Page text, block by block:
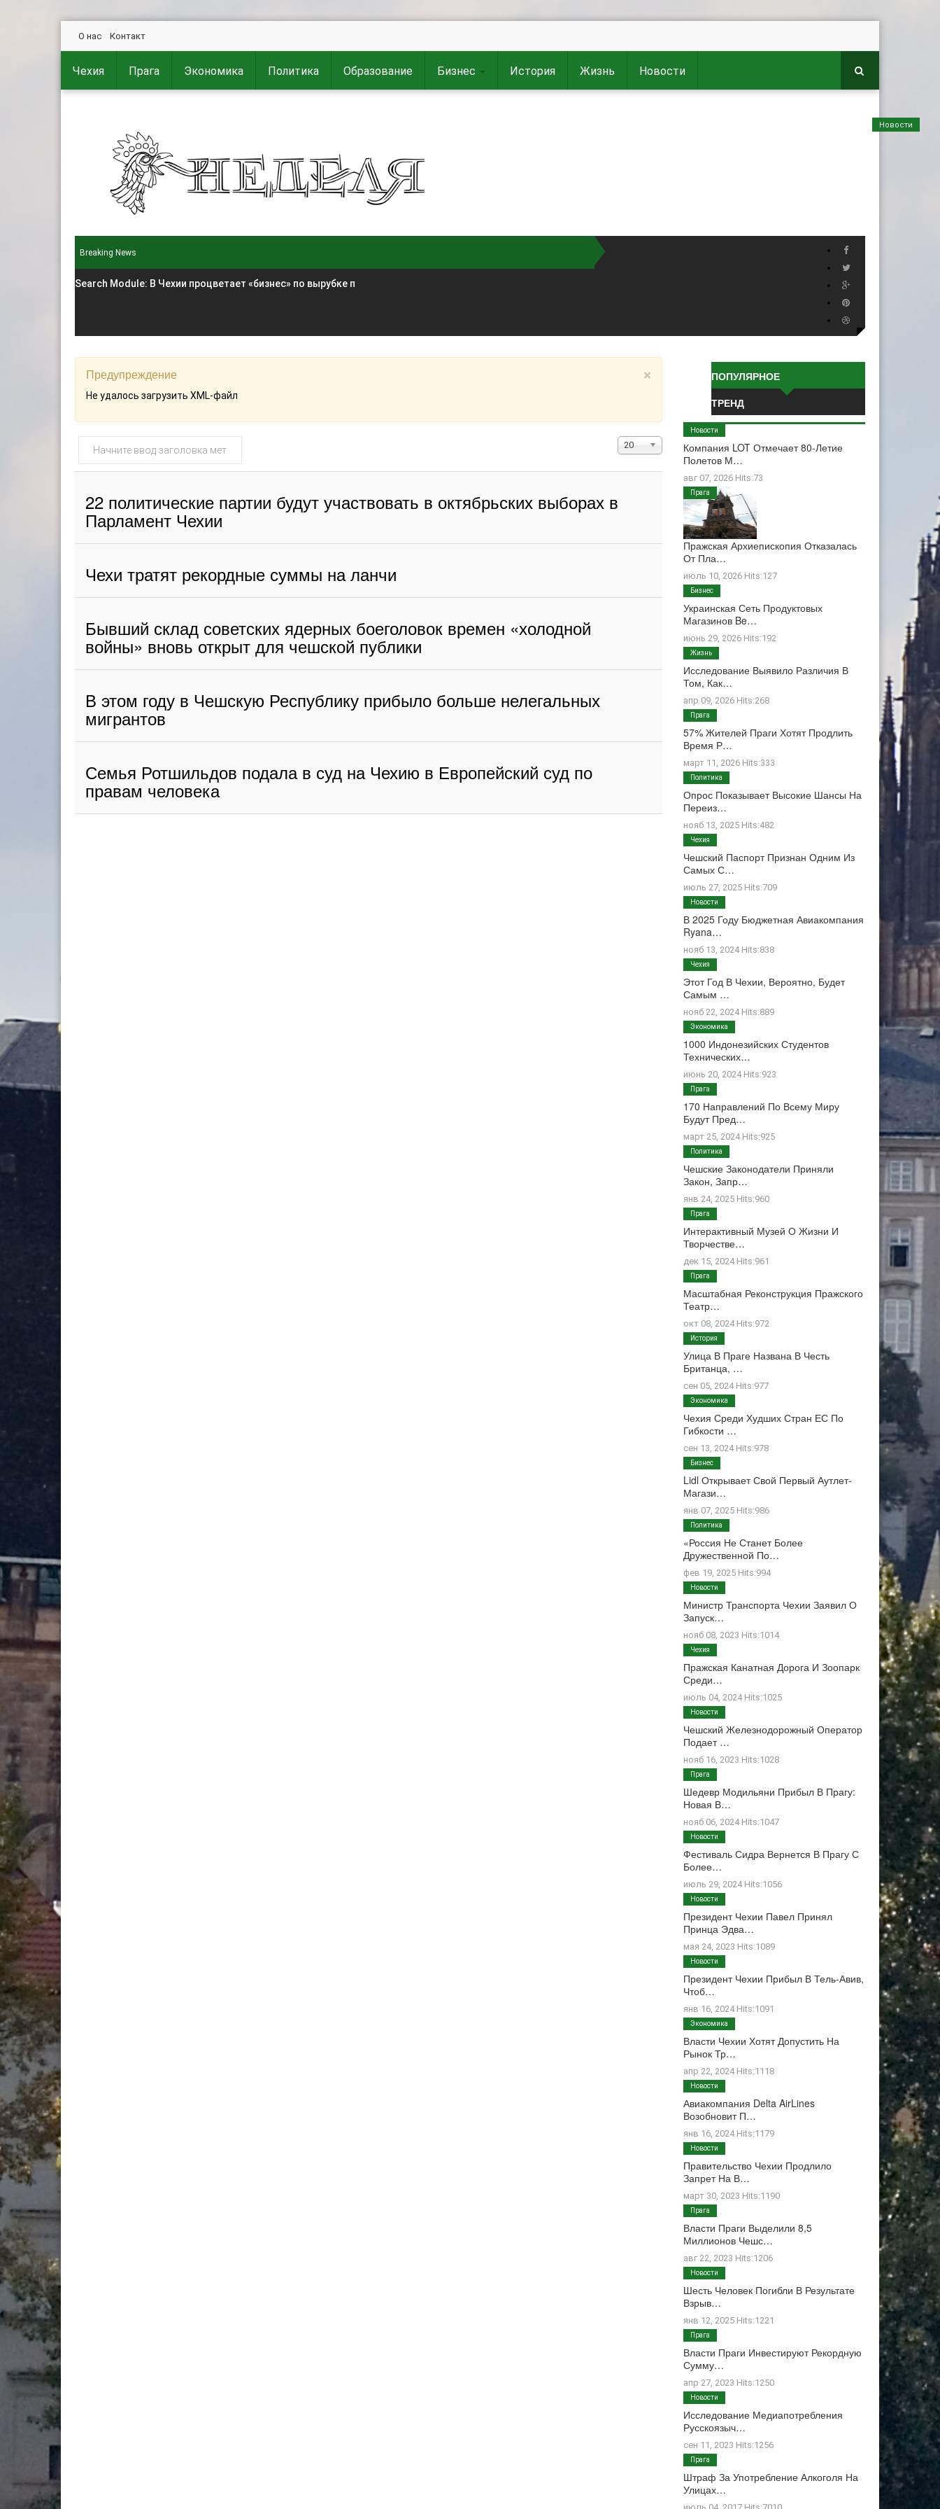
О нас Контакт
Чехия Прага Экономика Политика Образование Бизнес История Жизнь Новости
Новости
Breaking News
Search Module: В Чехии процветает «бизнес» по вырубке п
×
Предупреждение
Не удалось загрузить XML-файл
Начните
ввод
метки
Кол-
20
22 политические партии будут участвовать в октябрьских выборах в
Парламент Чехии
Чехи тратят рекордные суммы на ланчи
Бывший склад советских ядерных боеголовок времен «холодной
войны» вновь открыт для чешской публики
В этом году в Чешскую Республику прибыло больше нелегальных
мигрантов
Семья Ротшильдов подала в суд на Чехию в Европейский суд по
правам человека
ПОПУЛЯРНОЕ
ТРЕНД
Компания LOT Отмечает 80-Летие
Полетов М…
авг 07, 2026 Hits:73
Новости
Пражская Архиепископия Отказалась
От Пла…
июль 10, 2026 Hits:127
Прага
Украинская Сеть Продуктовых
Магазинов Be…
июнь 29, 2026 Hits:192
Бизнес
Исследование Выявило Различия В
Том, Как…
апр 09, 2026 Hits:268
Жизнь
57% Жителей Праги Хотят Продлить
Время Р…
март 11, 2026 Hits:333
Прага
Опрос Показывает Высокие Шансы На
Переиз…
нояб 13, 2025 Hits:482
Политика
Чешский Паспорт Признан Одним Из
Самых С…
июль 27, 2025 Hits:709
Чехия
В 2025 Году Бюджетная Авиакомпания
Ryana…
нояб 13, 2024 Hits:838
Новости
Этот Год В Чехии, Вероятно, Будет
Самым …
нояб 22, 2024 Hits:889
Чехия
1000 Индонезийских Студентов
Технических…
июнь 20, 2024 Hits:923
Экономика
170 Направлений По Всему Миру
Будут Пред…
март 25, 2024 Hits:925
Прага
Чешские Законодатели Приняли
Закон, Запр…
янв 24, 2025 Hits:960
Политика
Интерактивный Музей О Жизни И
Творчестве…
дек 15, 2024 Hits:961
Прага
Масштабная Реконструкция Пражского
Театр…
окт 08, 2024 Hits:972
Прага
Улица В Праге Названа В Честь
Британца, …
сен 05, 2024 Hits:977
История
Чехия Среди Худших Стран ЕС По
Гибкости …
сен 13, 2024 Hits:978
Экономика
Lidl Открывает Свой Первый Аутлет-
Магази…
янв 07, 2025 Hits:986
Бизнес
«Россия Не Станет Более
Дружественной По…
фев 19, 2025 Hits:994
Политика
Министр Транспорта Чехии Заявил О
Запуск…
нояб 08, 2023 Hits:1014
Новости
Пражская Канатная Дорога И Зоопарк
Среди…
июль 04, 2024 Hits:1025
Чехия
Чешский Железнодорожный Оператор
Подает …
нояб 16, 2023 Hits:1028
Новости
Шедевр Модильяни Прибыл В Прагу:
Новая В…
нояб 06, 2024 Hits:1047
Прага
Фестиваль Сидра Вернется В Прагу С
Более…
июль 29, 2024 Hits:1056
Новости
Президент Чехии Павел Принял
Принца Эдва…
мая 24, 2023 Hits:1089
Новости
Президент Чехии Прибыл В Тель-Авив,
Чтоб…
янв 16, 2024 Hits:1091
Новости
Власти Чехии Хотят Допустить На
Рынок Тр…
апр 22, 2024 Hits:1118
Экономика
Авиакомпания Delta AirLines
Возобновит П…
янв 16, 2024 Hits:1179
Новости
Правительство Чехии Продлило
Запрет На В…
март 30, 2023 Hits:1190
Новости
Власти Праги Выделили 8,5
Миллионов Чешс…
авг 22, 2023 Hits:1206
Прага
Шесть Человек Погибли В Результате
Взрыв…
янв 12, 2025 Hits:1221
Новости
Власти Праги Инвестируют Рекордную
Сумму…
апр 27, 2023 Hits:1250
Прага
Исследование Медиапотребления
Русскоязыч…
сен 11, 2023 Hits:1256
Новости
Штраф За Употребление Алкоголя На
Улицах…
Прага